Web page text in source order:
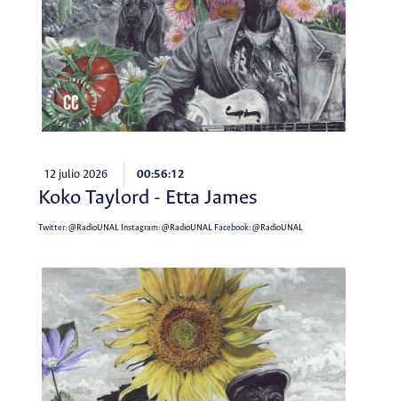
12 julio 2026 00:56:12
Koko Taylord - Etta James
Twitter:@RadioUNALInstagram:@RadioUNALFacebook:@RadioUNAL